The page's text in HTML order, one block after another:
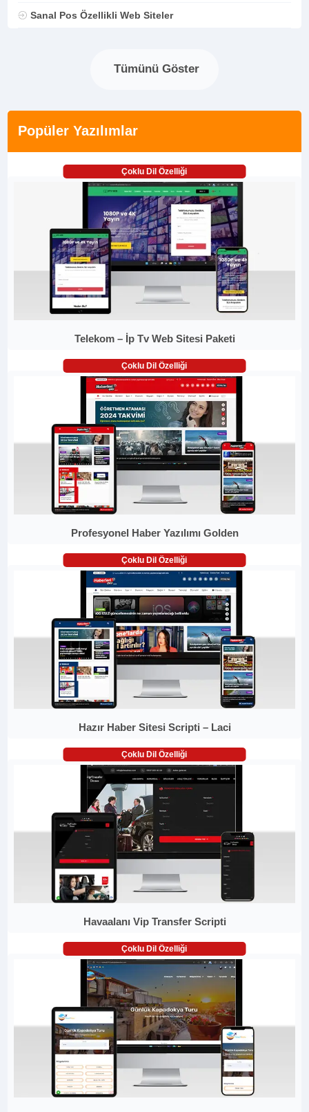
Sanal Pos Özellikli Web Siteler
Tümünü Göster
Popüler Yazılımlar
Çoklu Dil Özelliği
Telekom – İp Tv Web Sitesi Paketi
Çoklu Dil Özelliği
Profesyonel Haber Yazılımı Golden
Çoklu Dil Özelliği
Hazır Haber Sitesi Scripti – Laci
Çoklu Dil Özelliği
Havaalanı Vip Transfer Scripti
Çoklu Dil Özelliği